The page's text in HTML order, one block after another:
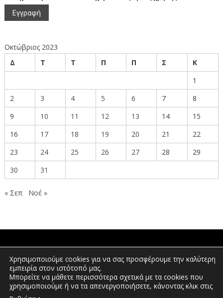
Οκτώβριος 2023
Δ
Τ Τ Π Π Σ
Κ
1
2
3 4 5 6 7
8
9
10 11 12 13 14
15
16
17 18 19 20 21
22
23
24 25 26 27 28
29
30
31
« Σεπ Νοέ »
ΠΟΛΙΤΕΣ
ΕΠΕΝΔΥΤΕΣ
Χρησιμοποιούμε cookies για να σας προσφέρουμε την καλύτερη
εμπειρία στον ιστότοπό μας.
Μπορείτε να μάθετε περισσότερα σχετικά με τα cookies που
χρησιμοποιούμε ή να τα απενεργοποιήσετε, κάνοντας κλικ στις